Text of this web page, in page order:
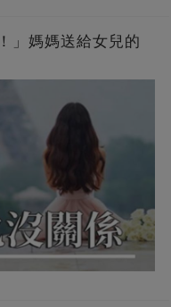
」媽媽送給女兒的